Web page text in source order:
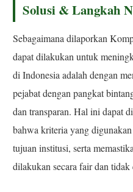
Solusi & Langkah
Sebagaimana dilaporkan
dapat dilakukan untuk
di Indonesia adalah dengan
pejabat dengan pangkat
dan transparan. Hal ini dapat
bahwa kriteria yang
tujuan institusi, serta
dilakukan secara fair dan